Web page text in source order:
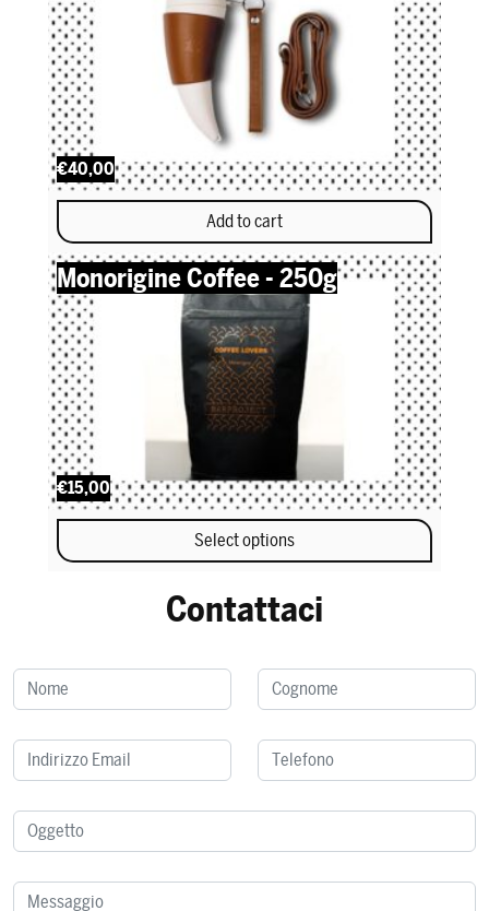
€40,00
Add to cart
Monorigine Coffee - 250g
€15,00
Select options
Contattaci